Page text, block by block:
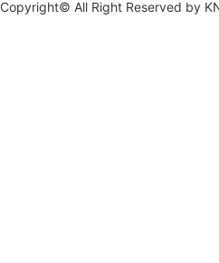
Copyright© All Right Reserved by